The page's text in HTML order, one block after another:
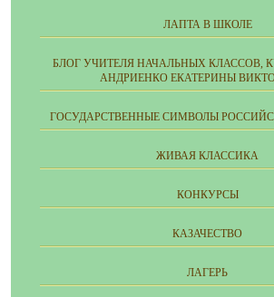
ЛАПТА В ШКОЛЕ
БЛОГ УЧИТЕЛЯ НАЧАЛЬНЫХ КЛАССОВ,
АНДРИЕНКО ЕКАТЕРИНЫ
ГОСУДАРСТВЕННЫЕ СИМВОЛЫ
ЖИВАЯ КЛАССИКА
КОНКУРСЫ
КАЗАЧЕСТВО
ЛАГЕРЬ